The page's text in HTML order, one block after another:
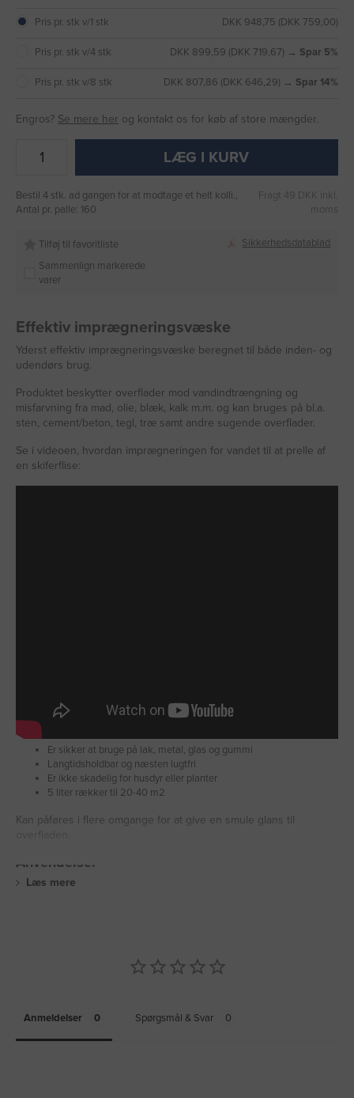
Pris pr. stk v/1 stk DKK 948,75 (DKK 759,00)
Pris pr. stk v/4 stk DKK 899,59 (DKK 719,67) → Spar 5%
Pris pr. stk v/8 stk DKK 807,86 (DKK 646,29) → Spar 14%
Engros? Se mere her og kontakt os for køb af store mængder.
LÆG I KURV
Bestil 4 stk. ad gangen for at modtage et helt kolli.,
Antal pr. palle: 160
Fragt 49 DKK inkl.
moms
Tilføj til favoritliste
Sammenlign markerede
varer
Sikkerhedsdatablad
Effektiv imprægneringsvæske
Yderst effektiv imprægneringsvæske beregnet til både inden- og
udendørs brug.
Produktet beskytter overflader mod vandindtrængning og
misfarvning fra mad, olie, blæk, kalk m.m. og kan bruges på bl.a.
sten, cement/beton, tegl, træ samt andre sugende overflader.
Se i videoen, hvordan imprægneringen for vandet til at prelle af
en skiferflise:
Er sikker at bruge på lak, metal, glas og gummi
Langtidsholdbar og næsten lugtfri
Er ikke skadelig for husdyr eller planter
5 liter rækker til 20-40 m2
Kan påføres i flere omgange for at give en smule glans til
Anvendelse:
Fliseimpræ
Læs mere
Anmeldelser Spørgsmål & Svar